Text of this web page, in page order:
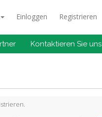
Einloggen Registrieren
Kontaktieren Sie uns